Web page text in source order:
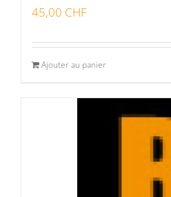
Préparations viandes
(0)
Spécialité vaudoises
45,00 CHF
Ajouter au panier